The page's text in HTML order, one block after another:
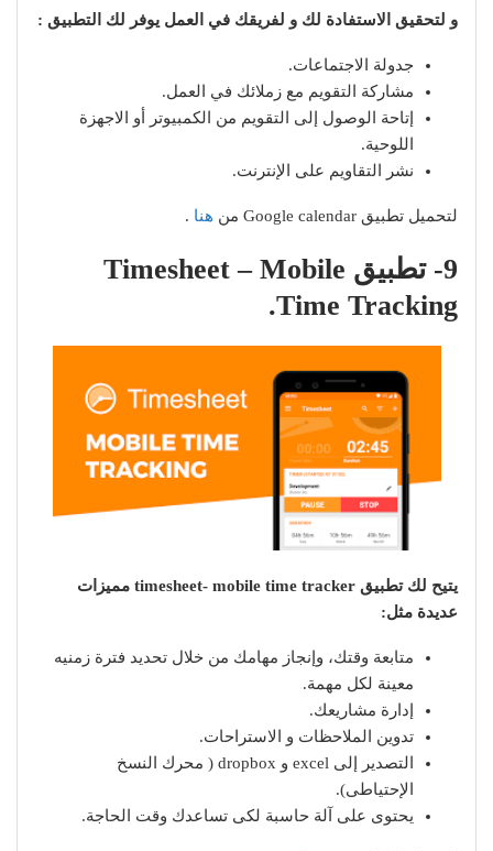
و لتحقيق الاستفادة لك و لفريقك في العمل يوفر لك التطبيق :
جدولة الاجتماعات.
مشاركة التقويم مع زملائك في العمل.
إتاحة الوصول إلى التقويم من الكمبيوتر أو الاجهزة
اللوحية.
نشر التقاويم على الإنترنت.
لتحميل تطبيق Google calendar من هنا .
9- تطبيق Timesheet – Mobile
Time Tracking.
يتيح لك تطبيق timesheet- mobile time tracker مميزات
عديدة مثل:
متابعة وقتك، وإنجاز مهامك من خلال تحديد فترة زمنيه
معينة لكل مهمة.
إدارة مشاريعك.
تدوين الملاحظات و الاستراحات.
التصدير إلى excel و dropbox ( محرك النسخ
الإحتياطى).
يحتوى على آلة حاسبة لكى تساعدك وقت الحاجة.